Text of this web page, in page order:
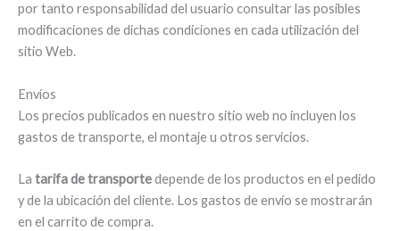
por tanto responsabilidad del usuario consultar las posibles
modificaciones de dichas condiciones en cada utilización del
sitio Web.
Envíos
Los precios publicados en nuestro sitio web no incluyen los
gastos de transporte, el montaje u otros servicios.
La tarifa de transportedepende de los productos en el pedido
y de la ubicación del cliente. Los gastos de envío se mostrarán
en el carrito de compra.